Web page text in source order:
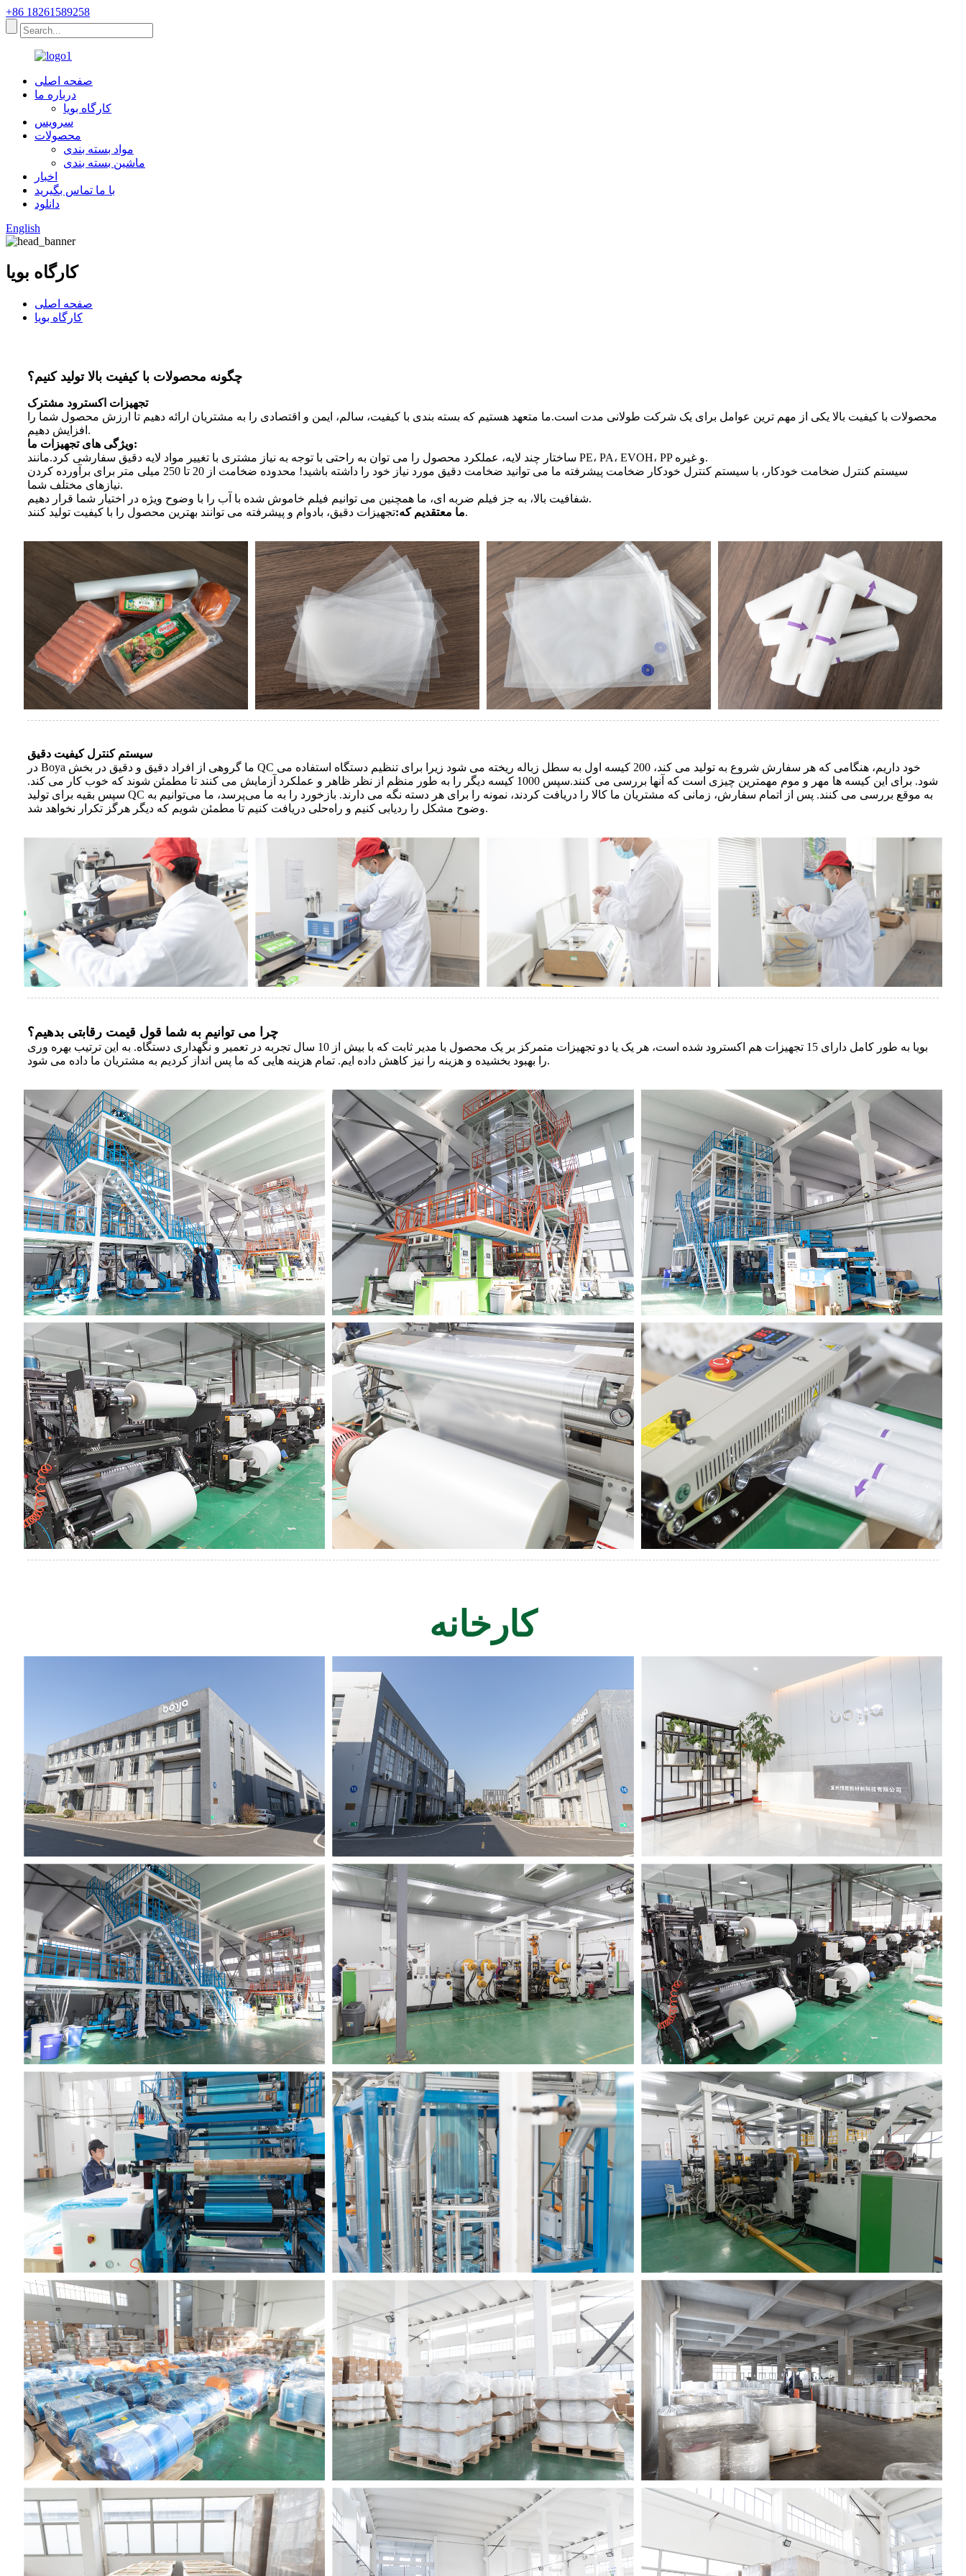
+86 18261589258
صفحه اصلی
درباره ما
کارگاه بویا
سرویس
محصولات
مواد بسته بندی
ماشین بسته بندی
اخبار
با ما تماس بگیرید
دانلود
English
کارگاه بویا
صفحه اصلی
کارگاه بویا
چگونه محصولات با کیفیت بالا تولید کنیم؟
تجهیزات اکسترود مشترک
محصولات با کیفیت بالا یکی از مهم ترین عوامل برای یک شرکت طولانی مدت است.ما متعهد هستیم که بسته بندی با کیفیت، سالم، ایمن و اقتصادی را به مشتریان ارائه دهیم تا ارزش محصول شما را
افزایش دهیم.
ویژگی های تجهیزات ما:
ساختار چند لایه، عملکرد محصول را می توان به راحتی با توجه به نیاز مشتری با تغییر مواد لایه دقیق سفارشی کرد.مانند PE، PA، EVOH، PP و غیره.
سیستم کنترل ضخامت خودکار، با سیستم کنترل خودکار ضخامت پیشرفته ما می توانید ضخامت دقیق مورد نیاز خود را داشته باشید! محدوده ضخامت از 20 تا 250 میلی متر برای برآورده کردن
نیازهای مختلف شما.
شفافیت بالا، به جز فیلم ضربه ای، ما همچنین می توانیم فیلم خاموش شده با آب را با وضوح ویژه در اختیار شما قرار دهیم.
ما معتقدیم که:تجهیزات دقیق، بادوام و پیشرفته می توانند بهترین محصول را با کیفیت تولید کنند.
سیستم کنترل کیفیت دقیق
در Boya ما گروهی از افراد دقیق و دقیق در بخش QC خود داریم، هنگامی که هر سفارش شروع به تولید می کند، 200 کیسه اول به سطل زباله ریخته می شود زیرا برای تنظیم دستگاه استفاده می
شود. برای این کیسه ها مهر و موم مهمترین چیزی است که آنها بررسی می کنند.سپس 1000 کیسه دیگر را به طور منظم از نظر ظاهر و عملکرد آزمایش می کنند تا مطمئن شوند که خوب کار می کند.
سپس بقیه برای تولید QC به موقع بررسی می کنند. پس از اتمام سفارش، زمانی که مشتریان ما کالا را دریافت کردند، نمونه را برای هر دسته نگه می دارند. بازخورد را به ما می‌پرسد، ما می‌توانیم به
وضوح مشکل را ردیابی کنیم و راه‌حلی دریافت کنیم تا مطمئن شویم که دیگر هرگز تکرار نخواهد شد.
چرا می توانیم به شما قول قیمت رقابتی بدهیم؟
بویا به طور کامل دارای 15 تجهیزات هم اکسترود شده است، هر یک یا دو تجهیزات متمرکز بر یک محصول با مدیر ثابت که با بیش از 10 سال تجربه در تعمیر و نگهداری دستگاه. به این ترتیب بهره وری
را بهبود بخشیده و هزینه را نیز کاهش داده ایم. تمام هزینه هایی که ما پس انداز کردیم به مشتریان ما داده می شود.
کارخانه